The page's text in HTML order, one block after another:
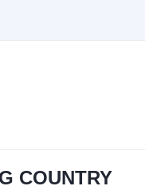
COUNTRY